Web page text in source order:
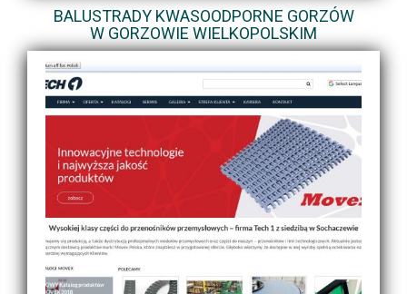
BALUSTRADY KWASOODPORNE GORZÓW
W GORZOWIE WIELKOPOLSKIM